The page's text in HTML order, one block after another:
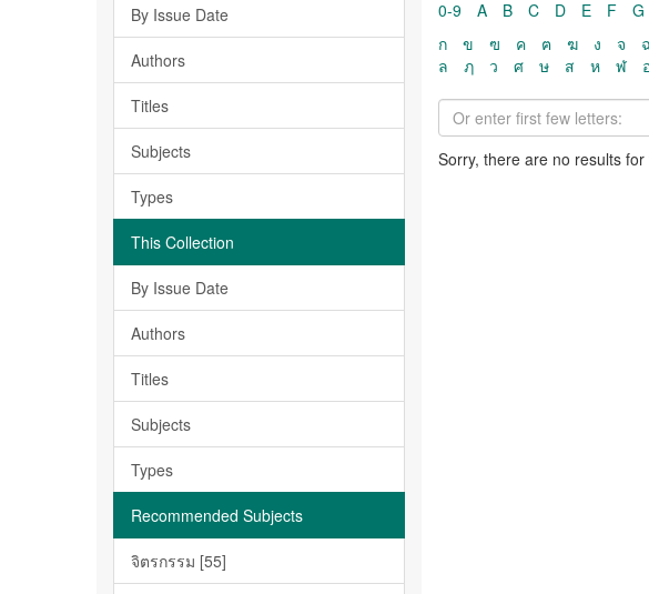
By Issue Date
Authors
Titles
Subjects
Types
This Collection
By Issue Date
Authors
Titles
Subjects
Types
Recommended Subjects
จิตรกรรม [55]
0-9 A B C D E F G
ก
ข ฃ ค ฅ ฆ ง จ
ล
ฦ ว ศ ษ ส ห ฬ
Sorry, there are no results